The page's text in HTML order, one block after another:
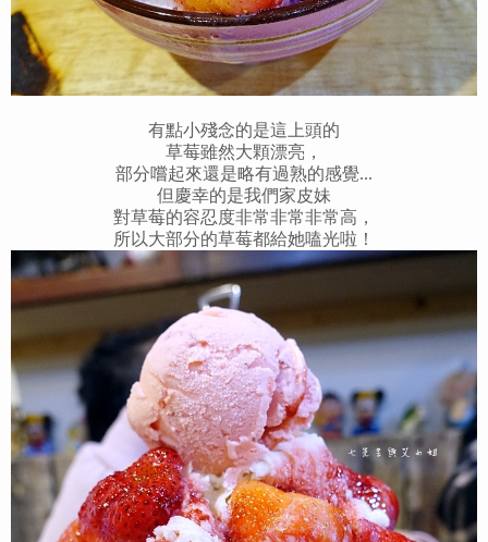
有點小殘念的是這上頭的
草莓雖然大顆漂亮，
部分嚐起來還是略有過熟的感覺...
但慶幸的是我們家皮妹
對草莓的容忍度非常非常非常高，
所以大部分的草莓都給她嗑光啦！